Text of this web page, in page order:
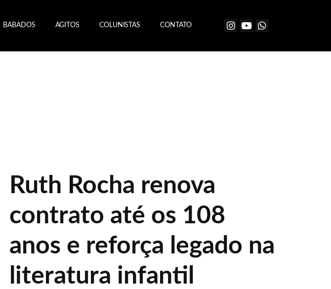
BABADOS AGITOS COLUNISTAS CONTATO
Ruth Rocha renova
contrato até os 108
anos e reforça legado na
literatura infantil